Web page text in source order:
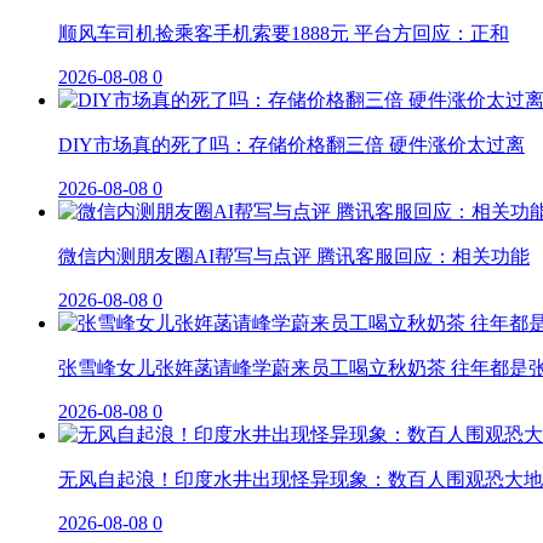
顺风车司机捡乘客手机索要1888元 平台方回应：正和
2026-08-08 0
DIY市场真的死了吗：存储价格翻三倍 硬件涨价太过离
2026-08-08 0
微信内测朋友圈AI帮写与点评 腾讯客服回应：相关功能
2026-08-08 0
张雪峰女儿张姩菡请峰学蔚来员工喝立秋奶茶 往年都是
2026-08-08 0
无风自起浪！印度水井出现怪异现象：数百人围观恐大
2026-08-08 0